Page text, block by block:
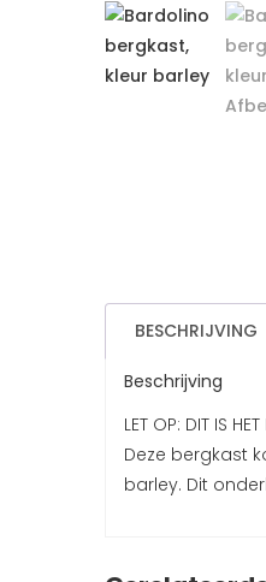
BESCHRIJVING
Beschrijving
LET OP: DIT IS
Deze bergkast
barley. Dit